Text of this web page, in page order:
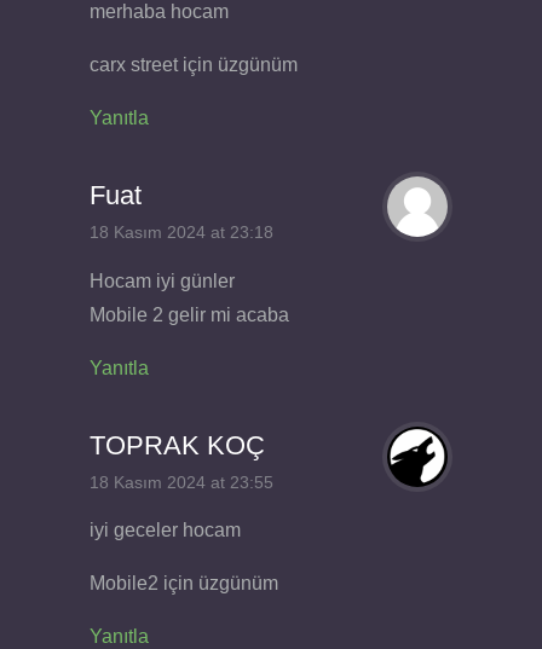
merhaba hocam
carx street için üzgünüm
Yanıtla
Fuat
18 Kasım 2024 at 23:18
Hocam iyi günler
Mobile 2 gelir mi acaba
Yanıtla
TOPRAK KOÇ
18 Kasım 2024 at 23:55
iyi geceler hocam
Mobile2 için üzgünüm
Yanıtla